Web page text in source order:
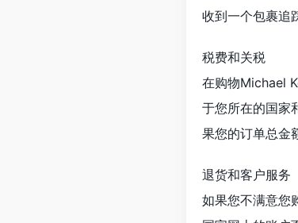
收到一个包裹追
税费和关税
在购物Michael
于您所在的国家
果您的订单总金
退货和客户服务
如果您不满意您